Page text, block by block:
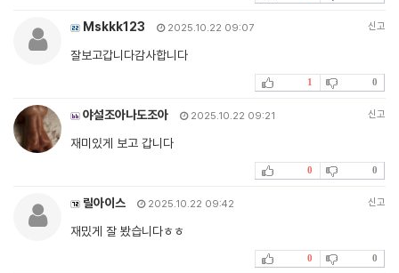
Mskkk123 2025.10.22 09:07 신고
잘보고갑니다감사합니다
1 0
야설조아나도조아 2025.10.22 09:21 신고
재미있게 보고 갑니다
0 0
릴아이스 2025.10.22 09:42 신고
재밌게 잘 봤습니다ㅎㅎ
0 0